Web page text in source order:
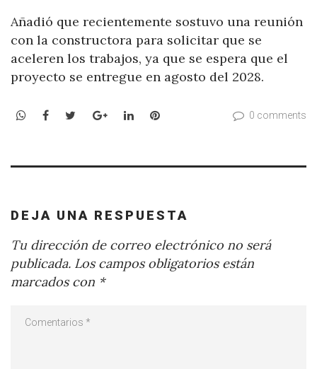
Añadió que recientemente sostuvo una reunión
con la constructora para solicitar que se
aceleren los trabajos, ya que se espera que el
proyecto se entregue en agosto del 2028.
WhatsApp
Facebook
TwitterGoogle+LinkedInPinterest 0 comments
DEJA UNA RESPUESTA
Tu dirección de correo electrónico no será
publicada. Los campos obligatorios están
marcados con *